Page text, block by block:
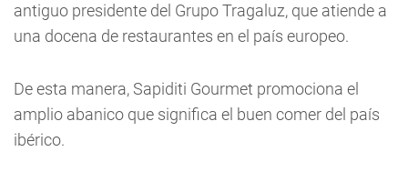
antiguo presidente del Grupo Tragaluz, que atiende a
una docena de restaurantes en el país europeo.
De esta manera, Sapiditi Gourmet promociona el
amplio abanico que significa el buen comer del país
ibérico.